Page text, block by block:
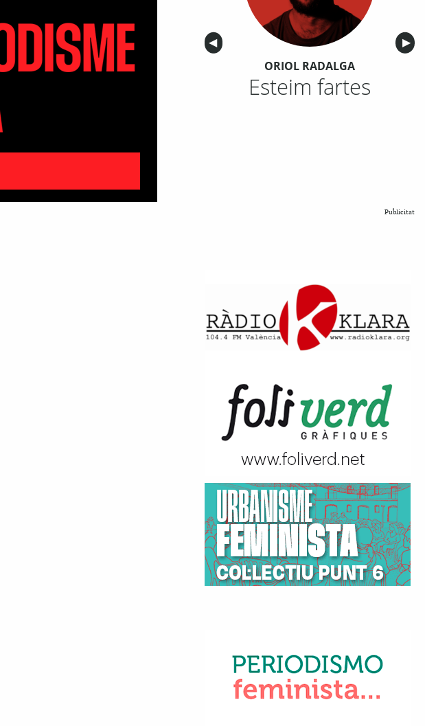
Anterior
◀︎ ▶︎
ORIOL RADALGA
Esteim fartes
Publicitat